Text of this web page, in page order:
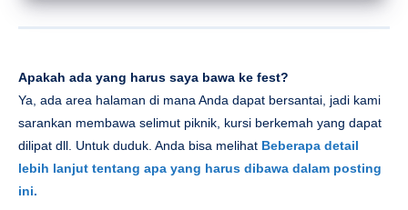
Apakah ada yang harus saya bawa ke fest?
Ya, ada area halaman di mana Anda dapat bersantai, jadi kami
sarankan membawa selimut piknik, kursi berkemah yang dapat
dilipat dll. Untuk duduk. Anda bisa melihat Beberapa detail
lebih lanjut tentang apa yang harus dibawa dalam posting
ini.